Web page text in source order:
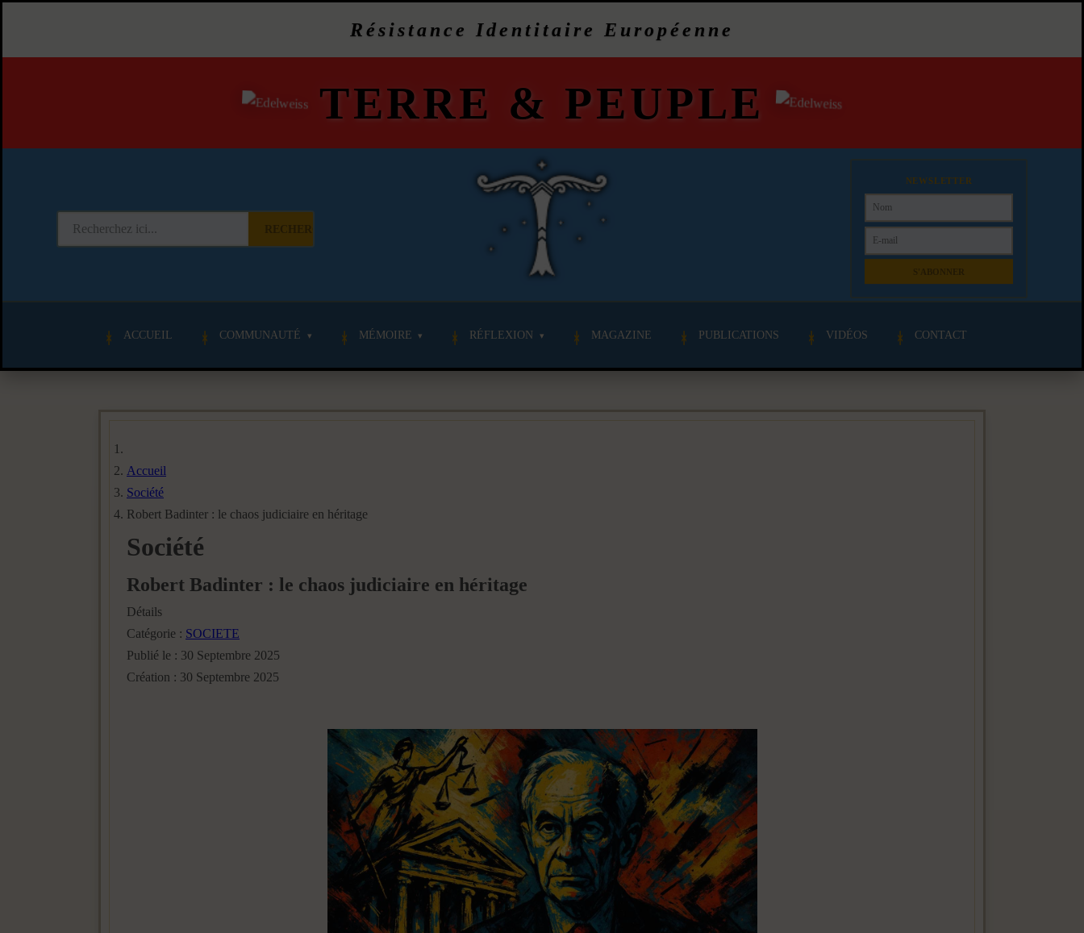
Résistance Identitaire Européenne
TERRE & PEUPLE
NEWSLETTER
ACCUEIL COMMUNAUTÉ MÉMOIRE RÉFLEXION MAGAZINE PUBLICATIONS VIDÉOS CONTACT
Accueil
Société
Robert Badinter : le chaos judiciaire en héritage
Société
Robert Badinter : le chaos judiciaire en héritage
Détails
Catégorie : SOCIETE
Publié le : 30 Septembre 2025
Création : 30 Septembre 2025